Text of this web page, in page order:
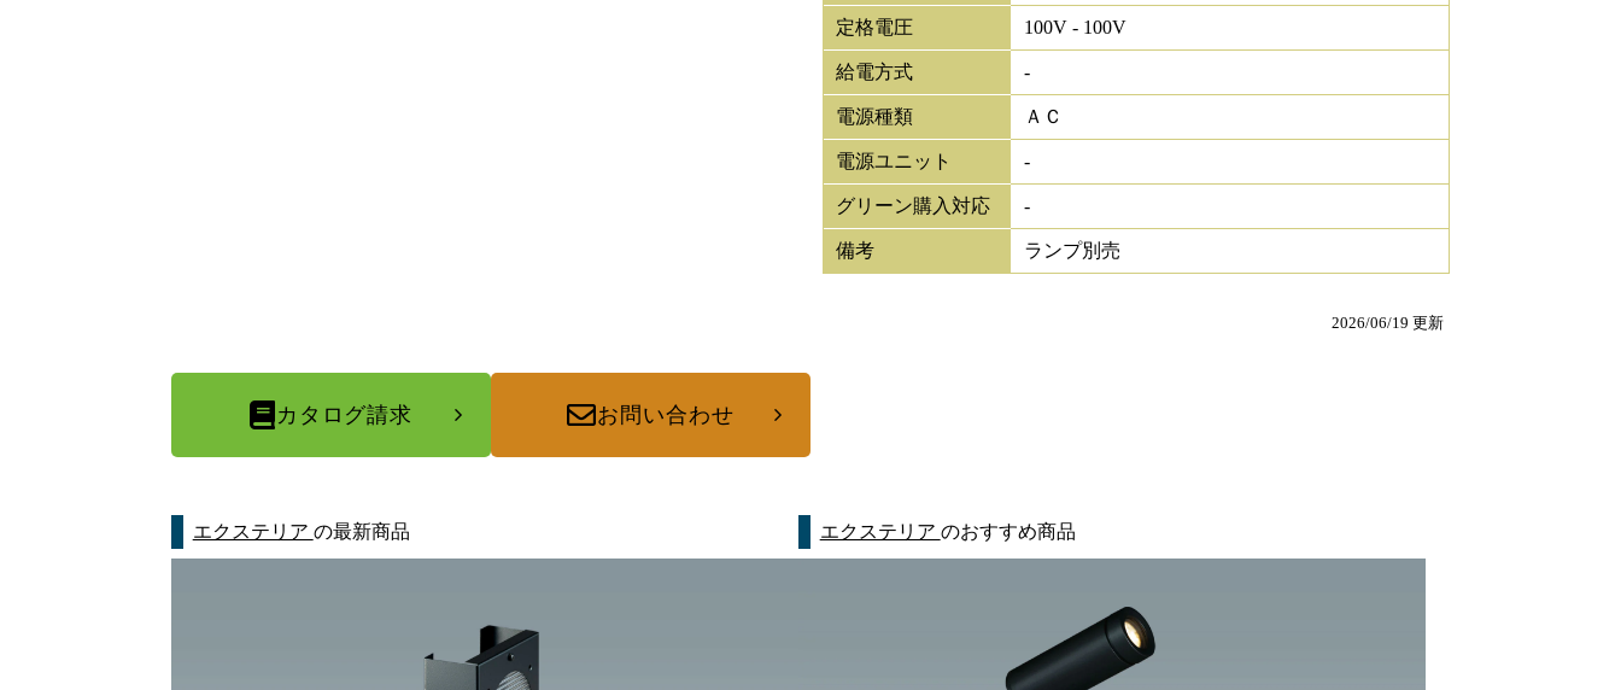
定格電圧 100V - 100V
給電方式 -
電源種類 ＡＣ
電源ユニット -
グリーン購入対応 -
備考 ランプ別売
2026/06/19 更新
カタログ請求 お問い合わせ
エクステリア の最新商品 エクステリア のおすすめ商品